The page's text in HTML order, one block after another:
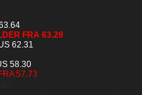
FRA 63.29
62.31
58.30
57.73